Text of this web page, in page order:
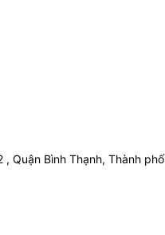
Quận Bình Thạnh, Thành